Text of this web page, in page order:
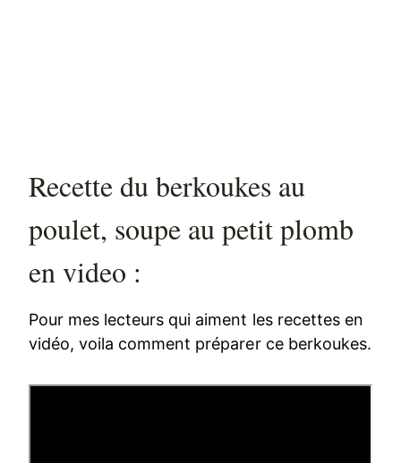
Recette du berkoukes au
poulet, soupe au petit plomb
en video :
Pour mes lecteurs qui aiment les recettes en
vidéo, voila comment préparer ce berkoukes.